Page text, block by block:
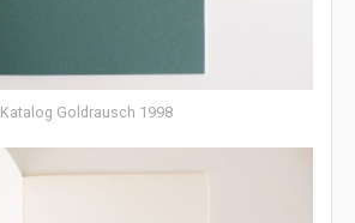
Katalog Goldrausch 1998